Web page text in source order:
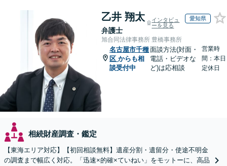
乙井 翔太
弁護士
インタビュ
ーを見る
愛知県
旭合同法律事務所 豊橋事務所
名古屋市千種
区 からも相
談受付中
面談方法(対面・
電話・ビデオな
ど)は応相談
営業時
間：本日
定休日
相続財産調査・鑑定
【東海エリア対応】【初回相談無料】遺産分割・遺留分・使途不明金
の調査まで幅広く対応。「迅速×的確×ていねい」をモットーに、高品